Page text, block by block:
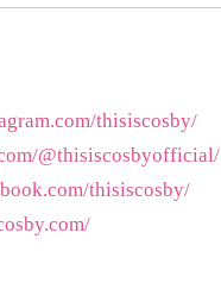
thisiscosby/
@thisiscosbyofficial/
thisiscosby/